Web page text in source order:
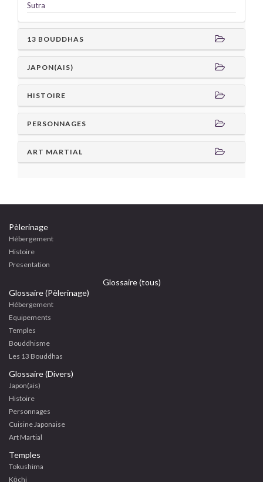
Sutra
13 BOUDDHAS
JAPON(AIS)
HISTOIRE
PERSONNAGES
ART MARTIAL
Pèlerinage
Hébergement
Histoire
Presentation
Glossaire (tous)
Glossaire (Pèlerinage)
Hébergement
Equipements
Temples
Bouddhisme
Les 13 Bouddhas
Glossaire (Divers)
Japon(ais)
Histoire
Personnages
Cuisine Japonaise
Art Martial
Temples
Tokushima
Kōchi